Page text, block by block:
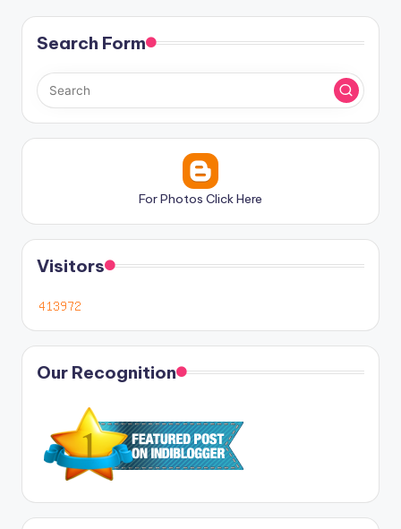
Search Form
For Photos Click Here
Visitors
Our Recognition